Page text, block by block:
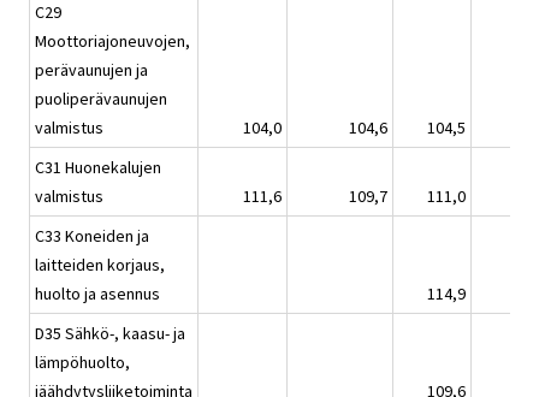
C29
Moottoriajoneuvojen,
perävaunujen ja
puoliperävaunujen
valmistus
104,0 104,6
104,5
C31 Huonekalujen
valmistus
111,6 109,7
111,0
C33 Koneiden ja
laitteiden korjaus,
huolto ja asennus
114,9
D35 Sähkö-, kaasu- ja
lämpöhuolto,
jäähdytysliiketoiminta
109,6